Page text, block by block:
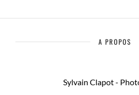
A PROPOS
Sylvain Clapot -